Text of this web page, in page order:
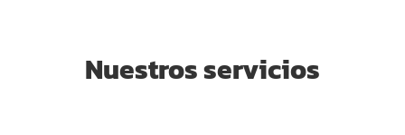
Nuestros servicios